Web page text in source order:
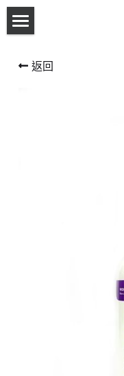
關於倍療善
返回
所有商品分類